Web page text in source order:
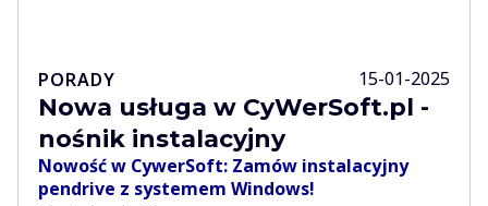
PORADY 15-01-2025
Nowa usługa w CyWerSoft.pl -
nośnik instalacyjny
Nowość w CywerSoft: Zamów instalacyjny
pendrive z systemem Windows!